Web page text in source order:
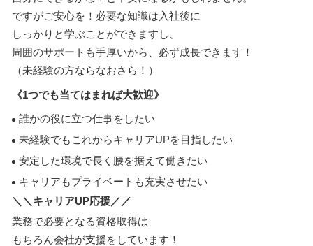
ですがご安心を！必要な知識は入社後に
しっかりと学ぶことができますし、
周囲のサポートも手厚いから、必ず成長できます！
（未経験の方ならなおさら！）
《1つでも当てはまれば大歓迎》
誰かの役に立つ仕事をしたい
未経験でもこれからキャリアUPを目指したい
安定した環境で長く腰を据えて働きたい
キャリアもプライベートも充実させたい
＼＼キャリアUP応援／／
業務で必要となる資格取得は
もちろん会社が支援をしています！